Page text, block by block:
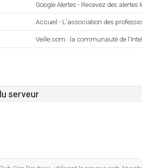
Google Alertes - Recevez des
Accueil - L'association des
Veille.com : la communauté de
serveur